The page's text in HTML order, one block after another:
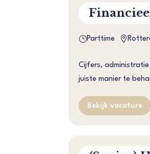
}Parttime 
Cijfers,
juiste manier te
Bekijk vacature